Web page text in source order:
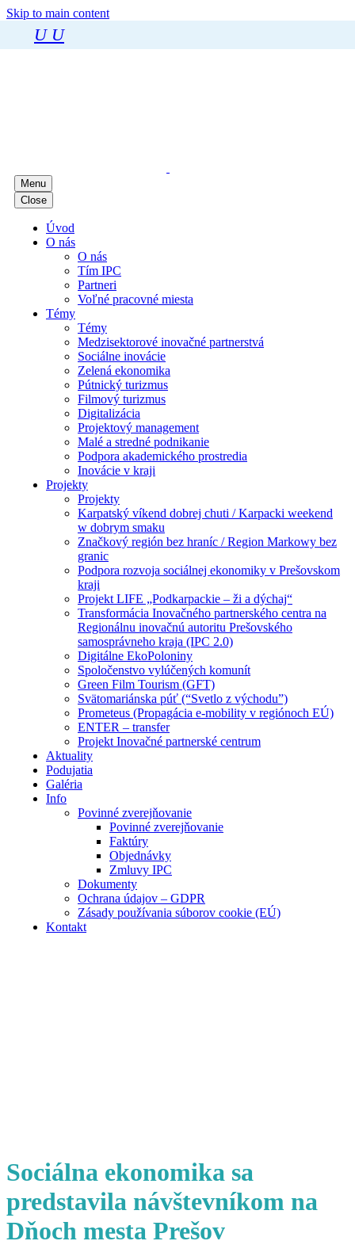
Skip to main content
U U
Menu
Close
Úvod
O nás
O nás
Tím IPC
Partneri
Voľné pracovné miesta
Témy
Témy
Medzisektorové inovačné partnerstvá
Sociálne inovácie
Zelená ekonomika
Pútnický turizmus
Filmový turizmus
Digitalizácia
Projektový management
Malé a stredné podnikanie
Podpora akademického prostredia
Inovácie v kraji
Projekty
Projekty
Karpatský víkend dobrej chuti / Karpacki weekend
w dobrym smaku
Značkový región bez hraníc / Region Markowy bez
granic
Podpora rozvoja sociálnej ekonomiky v Prešovskom
kraji
Projekt LIFE „Podkarpackie – ži a dýchaj“
Transformácia Inovačného partnerského centra na
Regionálnu inovačnú autoritu Prešovského
samosprávneho kraja (IPC 2.0)
Digitálne EkoPoloniny
Spoločenstvo vylúčených komunít
Green Film Tourism (GFT)
Svätomariánska púť (“Svetlo z východu”)
Prometeus (Propagácia e-mobility v regiónoch EÚ)
ENTER – transfer
Projekt Inovačné partnerské centrum
Aktuality
Podujatia
Galéria
Info
Povinné zverejňovanie
Povinné zverejňovanie
Faktúry
Objednávky
Zmluvy IPC
Dokumenty
Ochrana údajov – GDPR
Zásady používania súborov cookie (EÚ)
Kontakt
Sociálna ekonomika sa
predstavila návštevníkom na
Dňoch mesta Prešov